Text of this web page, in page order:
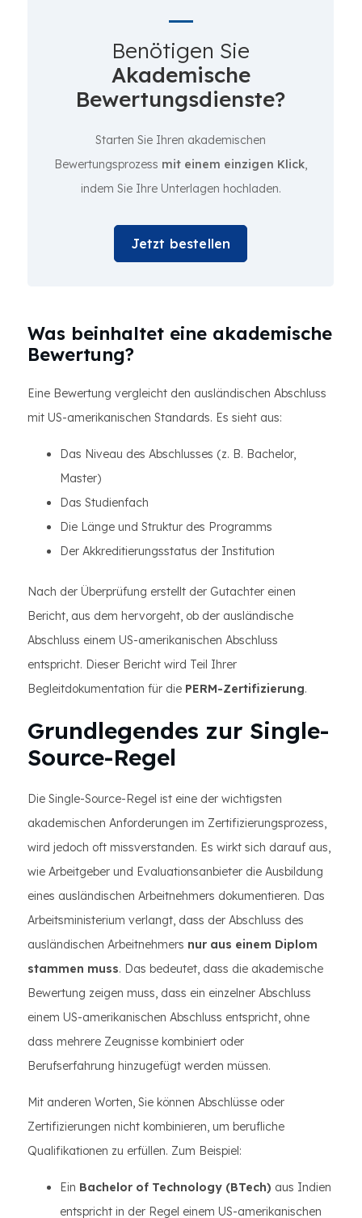
Benötigen Sie
Akademische
Bewertungsdienste?
Starten Sie Ihren akademischen
Bewertungsprozess mit einem einzigen Klick,
indem Sie Ihre Unterlagen hochladen.
Jetzt bestellen
Was beinhaltet eine akademische
Bewertung?
Eine Bewertung vergleicht den ausländischen Abschluss
mit US-amerikanischen Standards. Es sieht aus:
Das Niveau des Abschlusses (z. B. Bachelor,
Master)
Das Studienfach
Die Länge und Struktur des Programms
Der Akkreditierungsstatus der Institution
Nach der Überprüfung erstellt der Gutachter einen
Bericht, aus dem hervorgeht, ob der ausländische
Abschluss einem US-amerikanischen Abschluss
entspricht. Dieser Bericht wird Teil Ihrer
Begleitdokumentation für die PERM-Zertifizierung.
Grundlegendes zur Single-
Source-Regel
Die Single-Source-Regel ist eine der wichtigsten
akademischen Anforderungen im Zertifizierungsprozess,
wird jedoch oft missverstanden. Es wirkt sich darauf aus,
wie Arbeitgeber und Evaluationsanbieter die Ausbildung
eines ausländischen Arbeitnehmers dokumentieren. Das
Arbeitsministerium verlangt, dass der Abschluss des
ausländischen Arbeitnehmers nur aus einem Diplom
stammen muss. Das bedeutet, dass die akademische
Bewertung zeigen muss, dass ein einzelner Abschluss
einem US-amerikanischen Abschluss entspricht, ohne
dass mehrere Zeugnisse kombiniert oder
Berufserfahrung hinzugefügt werden müssen.
Mit anderen Worten, Sie können Abschlüsse oder
Zertifizierungen nicht kombinieren, um berufliche
Qualifikationen zu erfüllen. Zum Beispiel:
Ein Bachelor of Technology (BTech) aus Indien
entspricht in der Regel einem US-amerikanischen